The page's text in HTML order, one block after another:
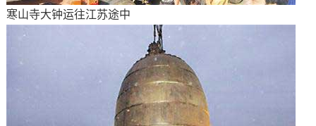
寒山寺大钟运往江苏途中